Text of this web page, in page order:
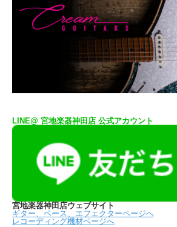
LINE@ 宮地楽器神田店 公式アカウント
宮地楽器神田店ウェブサイト
ギター、ベース、エフェクターページへ
レコーディング機材ページへ